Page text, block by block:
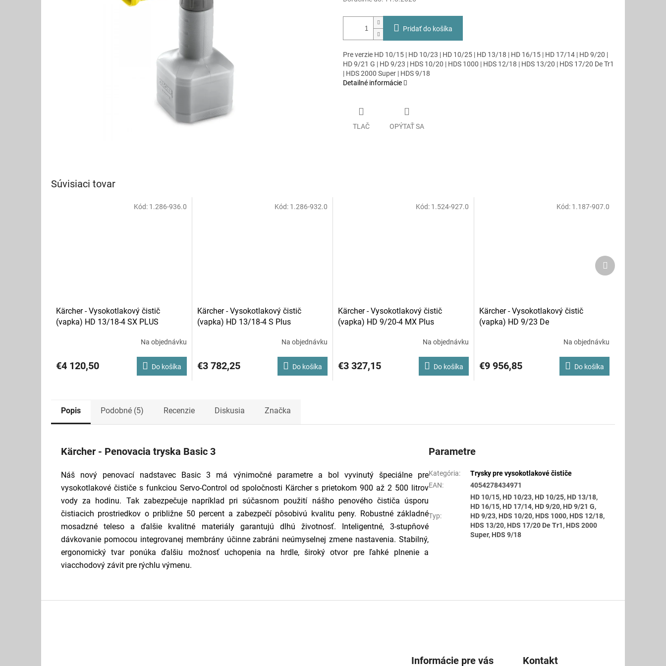
Pridať do košíka
Pre verzie HD 10/15 | HD 10/23 | HD 10/25 | HD 13/18 | HD 16/15 | HD 17/14 | HD 9/20 |
HD 9/21 G | HD 9/23 | HDS 10/20 | HDS 1000 | HDS 12/18 | HDS 13/20 | HDS 17/20 De Tr1
| HDS 2000 Super | HDS 9/18
Detailné informácie
TLAČ OPÝTAŤ SA
Súvisiaci tovar
Kärcher - Vysokotlakový čistič
(vapka) HD 13/18-4 SX PLUS
Na objednávku
€4 120,50 Do košíka
Kód: 1.286-936.0
Kärcher - Vysokotlakový čistič
(vapka) HD 13/18-4 S Plus
Na objednávku
€3 782,25 Do košíka
Kód: 1.286-932.0
Kärcher - Vysokotlakový čistič
(vapka) HD 9/20-4 MX Plus
Na objednávku
€3 327,15 Do košíka
Kód: 1.524-927.0
Kärcher - Vysokotlakový čistič
(vapka) HD 9/23 De
Na objednávku
€9 956,85 Do košíka
Kód: 1.187-907.0
Ďalší
produkt
Popis Podobné (5) Recenzie Diskusia Značka
Kärcher - Penovacia tryska Basic 3
Náš nový penovací nadstavec Basic 3 má výnimočné parametre a bol vyvinutý špeciálne pre
vysokotlakové čističe s funkciou Servo-Control od spoločnosti Kärcher s prietokom 900 až 2 500 litrov
vody za hodinu. Tak zabezpečuje napríklad pri súčasnom použití nášho penového čističa úsporu
čistiacich prostriedkov o približne 50 percent a zabezpečí pôsobivú kvalitu peny. Robustné základné
mosadzné teleso a ďalšie kvalitné materiály garantujú dlhú životnosť. Inteligentné, 3-stupňové
dávkovanie pomocou integrovanej membrány účinne zabráni neúmyselnej zmene nastavenia. Stabilný,
ergonomický tvar ponúka ďalšiu možnosť uchopenia na hrdle, široký otvor pre ľahké plnenie a
viacchodový závit pre rýchlu výmenu.
Parametre
Kategória:
Trysky pre vysokotlakové čističe
EAN: 4054278434971
Typ:
HD 10/15, HD 10/23, HD 10/25, HD 13/18,
HD 16/15, HD 17/14, HD 9/20, HD 9/21 G,
HD 9/23, HDS 10/20, HDS 1000, HDS 12/18,
HDS 13/20, HDS 17/20 De Tr1, HDS 2000
Super, HDS 9/18
Informácie pre vás Kontakt